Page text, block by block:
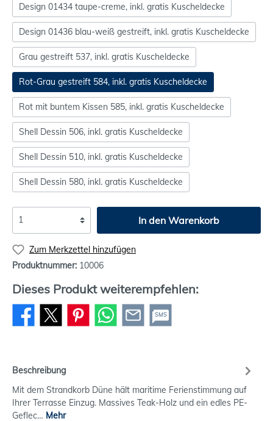
Design 01434 taupe-creme, inkl. gratis Kuscheldecke
Design 01436 blau-weiß gestreift, inkl. gratis Kuscheldecke
Grau gestreift 537, inkl. gratis Kuscheldecke
Rot-Grau gestreift 584, inkl. gratis Kuscheldecke
Rot mit buntem Kissen 585, inkl. gratis Kuscheldecke
Shell Dessin 506, inkl. gratis Kuscheldecke
Shell Dessin 510, inkl. gratis Kuscheldecke
Shell Dessin 580, inkl. gratis Kuscheldecke
In den Warenkorb
Zum Merkzettel hinzufügen
Produktnummer: 10006
Dieses Produkt weiterempfehlen:
SMS
Beschreibung
Mit dem Strandkorb Düne hält maritime Ferienstimmung auf
Ihrer Terrasse Einzug. Massives Teak-Holz und ein edles PE-
Geflec… Mehr